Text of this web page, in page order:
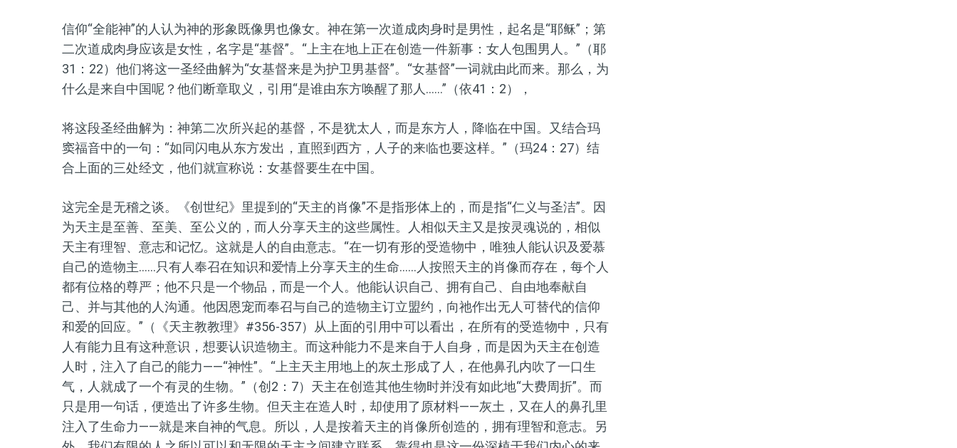
信仰“全能神”的人认为神的形象既像男也像女。神在第一次道成肉身时是男性，起名是“耶稣”；第
二次道成肉身应该是女性，名字是“基督”。“上主在地上正在创造一件新事：女人包围男人。”（耶
31：22）他们将这一圣经曲解为“女基督来是为护卫男基督”。 “女基督”一词就由此而来。那么，为
什么是来自中国呢？他们断章取义，引用“是谁由东方唤醒了那人......”（依41：2），
将这段圣经曲解为：神第二次所兴起的基督，不是犹太人，而是东方人，降临在中国。又结合玛
窦福音中的一句：“如同闪电从东方发出，直照到西方，人子的来临也要这样。”（玛24：27）结
合上面的三处经文，他们就宣称说：女基督要生在中国。
这完全是无稽之谈。《创世纪》里提到的“天主的肖像”不是指形体上的，而是指“仁义与圣洁”。因
为天主是至善、至美、至公义的，而人分享天主的这些属性。人相似天主又是按灵魂说的，相似
天主有理智、意志和记忆。这就是人的自由意志。“在一切有形的受造物中，唯独人能认识及爱慕
自己的造物主......只有人奉召在知识和爱情上分享天主的生命......人按照天主的肖像而存在，每个人
都有位格的尊严；他不只是一个物品，而是一个人。他能认识自己、拥有自己、自由地奉献自
己、并与其他的人沟通。他因恩宠而奉召与自己的造物主订立盟约，向祂作出无人可替代的信仰
和爱的回应。”（《天主教教理》#356-357）从上面的引用中可以看出，在所有的受造物中，只有
人有能力且有这种意识，想要认识造物主。而这种能力不是来自于人自身，而是因为天主在创造
人时，注入了自己的能力——“神性”。“上主天主用地上的灰土形成了人，在他鼻孔内吹了一口生
气，人就成了一个有灵的生物。”（创2：7）天主在创造其他生物时并没有如此地“大费周折”。而
只是用一句话，便造出了许多生物。但天主在造人时，却使用了原材料——灰土，又在人的鼻孔里
注入了生命力——就是来自神的气息。所以，人是按着天主的肖像所创造的，拥有理智和意志。另